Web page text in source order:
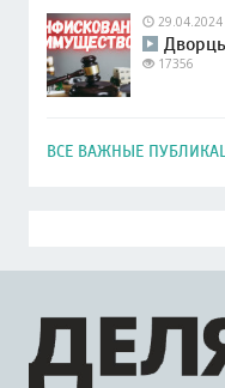
17356
ВСЕ ВАЖНЫЕ